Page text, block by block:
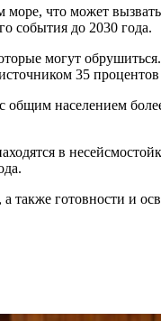
море, что может
события до 2030 года.
могут
источником 35
общим населением
в
также готовности и